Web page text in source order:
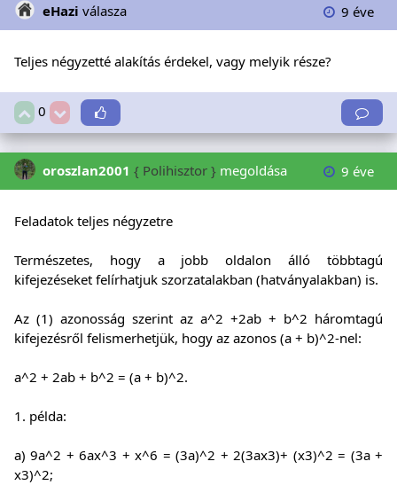
eHazi válasza 9 éve
Teljes négyzetté alakítás érdekel, vagy melyik része?
0
oroszlan2001 { Polihisztor } megoldása 9 éve
Feladatok teljes négyzetre
Természetes, hogy a jobb oldalon álló többtagú
kifejezéseket felírhatjuk szorzatalakban (hatványalakban) is.
Az (1) azonosság szerint az a^2 +2ab + b^2 háromtagú
kifejezésről felismerhetjük, hogy az azonos (a + b)^2-nel:
a^2 + 2ab + b^2 = (a + b)^2.
1. példa:
a) 9a^2 + 6ax^3 + x^6 = (3a)^2 + 2(3ax3)+ (x3)^2 = (3a +
x3)^2;